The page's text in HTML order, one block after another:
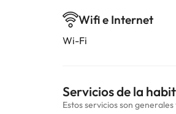
Wifi e Internet
Wi-Fi
Servicios de la
Estos servicios son